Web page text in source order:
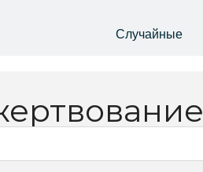
Случайные